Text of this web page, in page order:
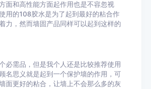
面和高性能方面起作用也是不容忽视
用的108胶水是为了起到最好的粘合作
力，然而墙固产品同样可以起到这样的
必需品，但是我个人还是比较推荐使用
名思义就是起到一个保护墙的作用，可
面更好的粘合，让墙上不会那么多的灰